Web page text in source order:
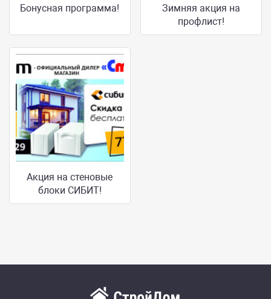
Бонусная программа!
Зимняя акция на
профлист!
Акция на стеновые
блоки СИБИТ!